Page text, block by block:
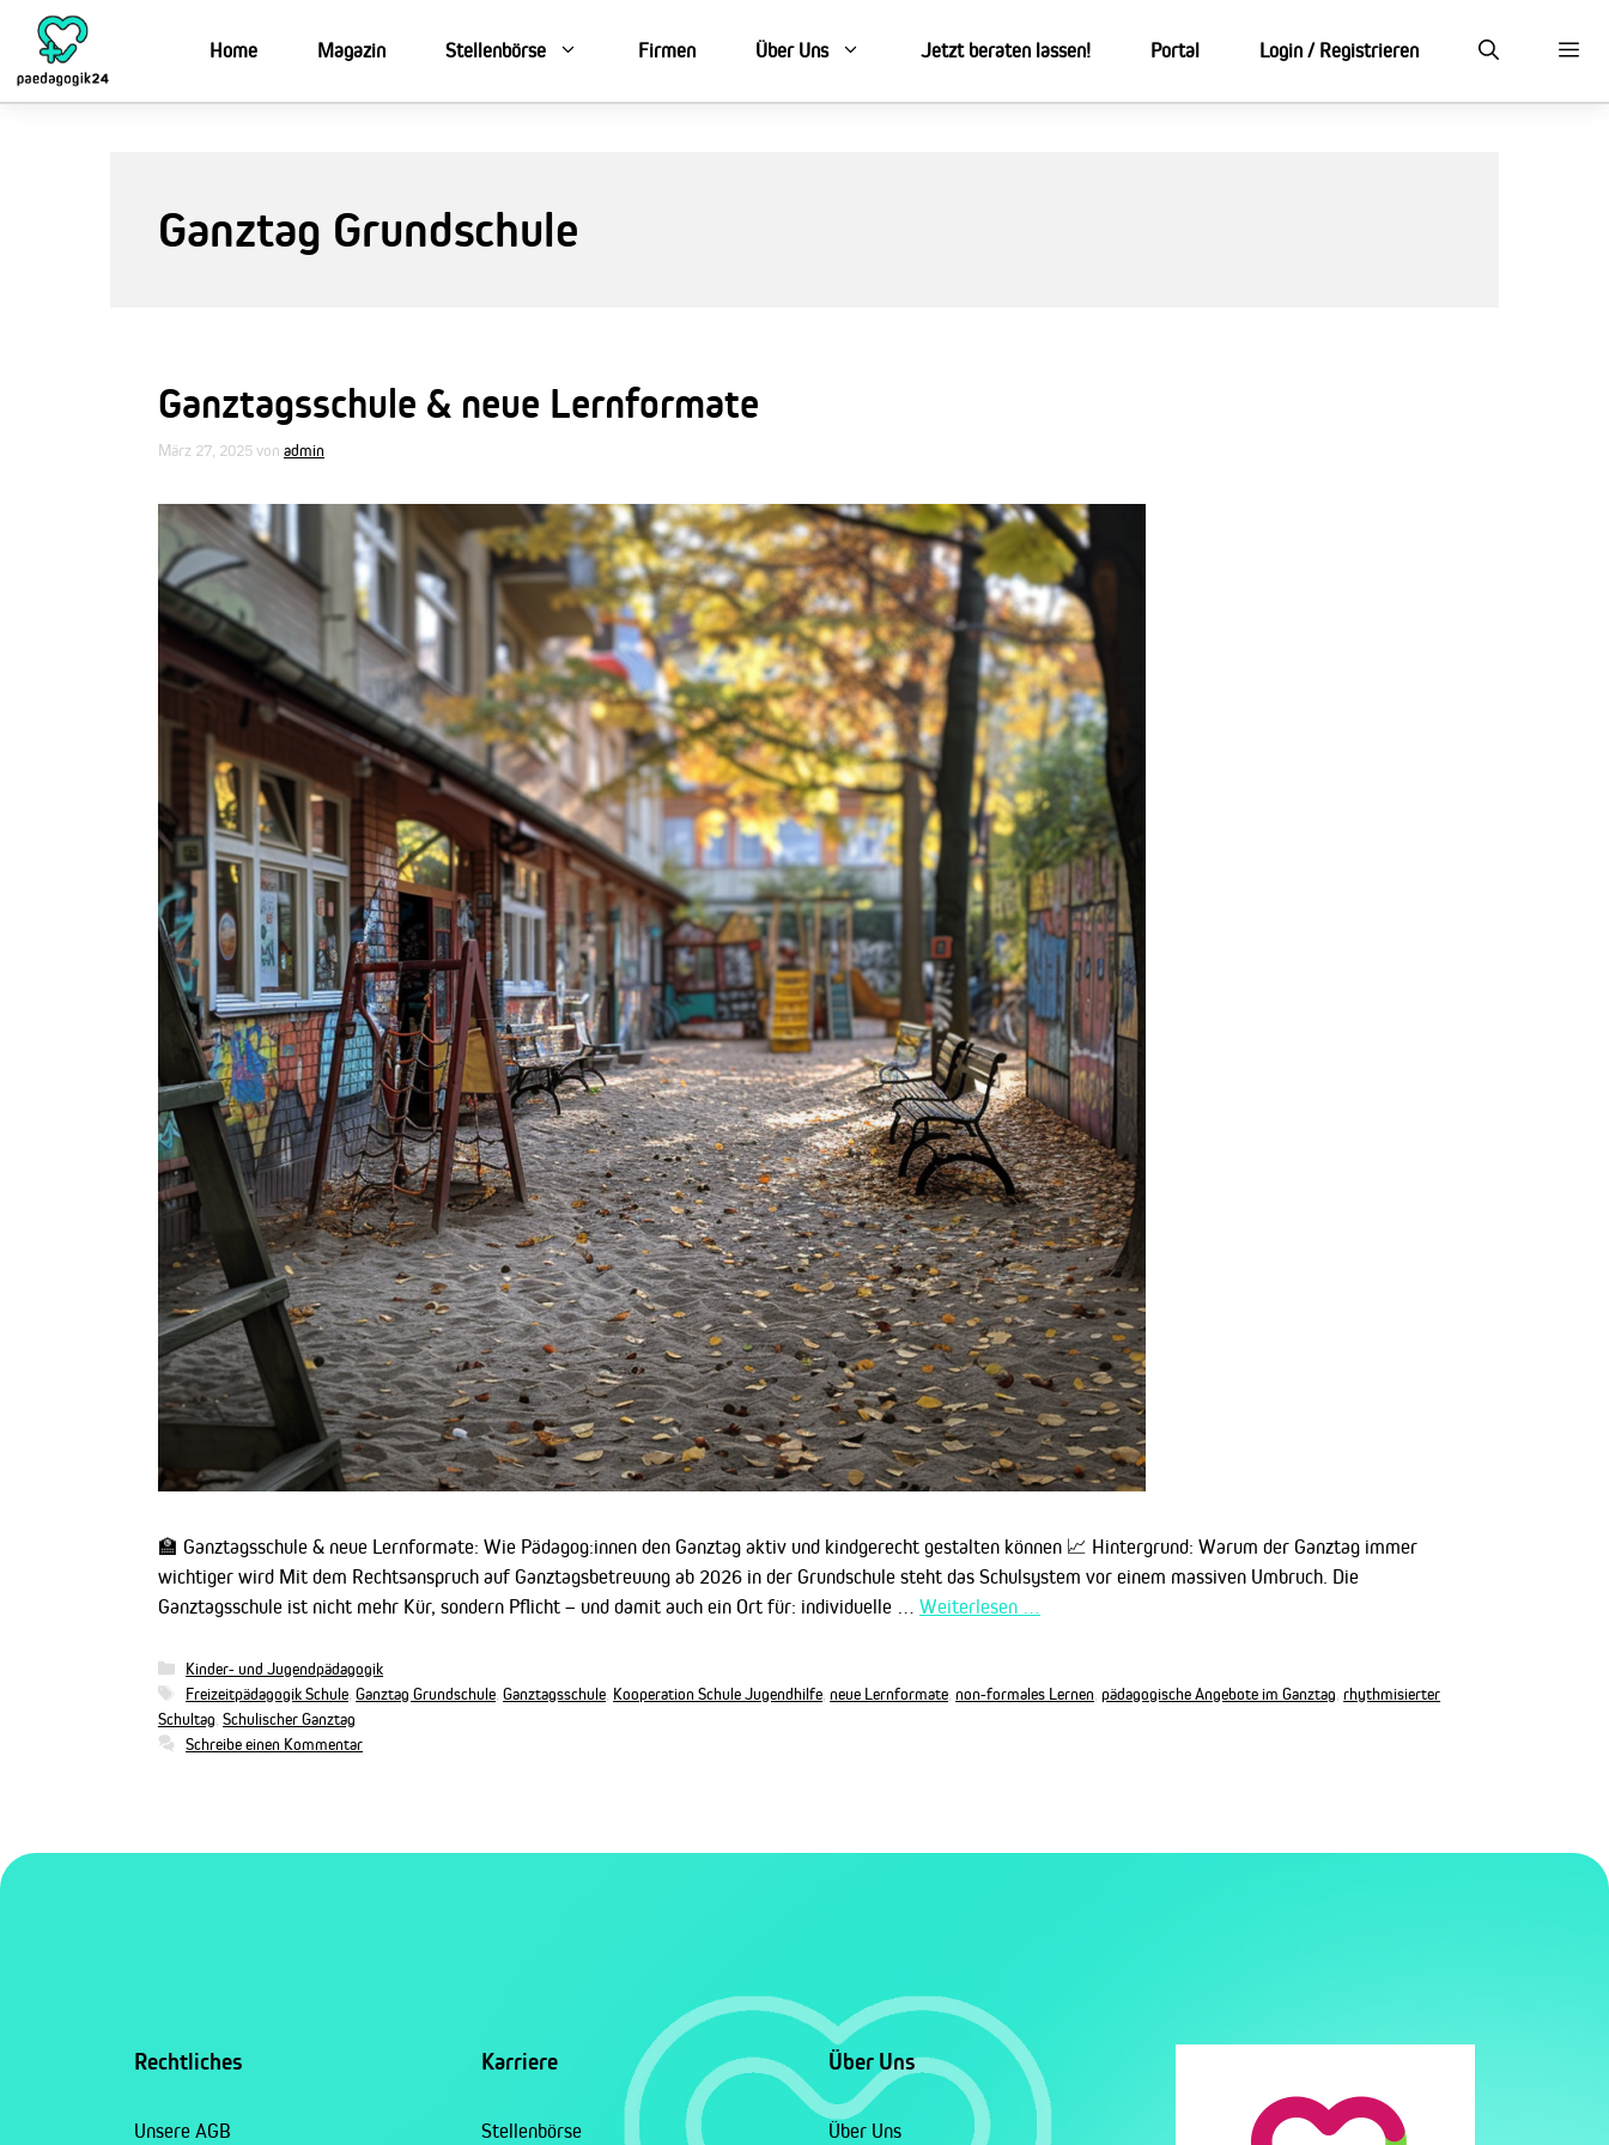
Inhalt
springen
Home Magazin Stellenbörse Firmen Über Uns Jetzt beraten lassen! Portal Login / Registrieren
Ganztag Grundschule
Ganztagsschule & neue Lernformate
März 27, 2025von admin
🏫 Ganztagsschule & neue Lernformate: Wie Pädagog:innen den Ganztag aktiv und kindgerecht gestalten können 📈 Hintergrund: Warum der Ganztag immer
wichtiger wird Mit dem Rechtsanspruch auf Ganztagsbetreuung ab 2026 in der Grundschule steht das Schulsystem vor einem massiven Umbruch. Die
Ganztagsschule ist nicht mehr Kür, sondern Pflicht – und damit auch ein Ort für: individuelle … Weiterlesen …
Kategorien
Kinder- und Jugendpädagogik
Schlagwörter
Freizeitpädagogik Schule ,Ganztag Grundschule ,Ganztagsschule Kooperation Schule Jugendhilfe ,neue Lernformate ,non-formales Lernen ,pädagogische Angebote im Ganztag ,rhythmisierter
Schultag Schulischer Ganztag
Schreibe einen Kommentar
Rechtliches
Unsere AGB
Karriere
Stellenbörse
Über Uns
Über Uns